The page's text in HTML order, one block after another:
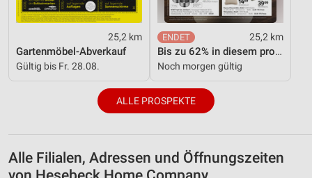
25,2 km
Gartenmöbel-Abverkauf
Gültig bis Fr. 28.08.
25,2 km
Bis zu 62% in diesem prospekt
Noch morgen gültig
ALLE PROSPEKTE
Alle Filialen, Adressen und Öffnungszeiten